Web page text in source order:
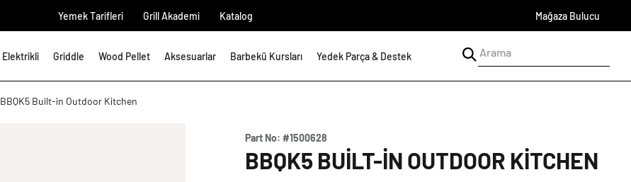
Yemek Tarifleri Grill Akademi Katalog Mağaza Bulucu
Elektrikli Griddle Wood Pellet Aksesuarlar Barbekü Kursları Yedek Parça & Destek
BBQK5 Built-in Outdoor Kitchen
Part No:#1500628
BBQK5 BUILT-IN OUTDOOR KITCHEN